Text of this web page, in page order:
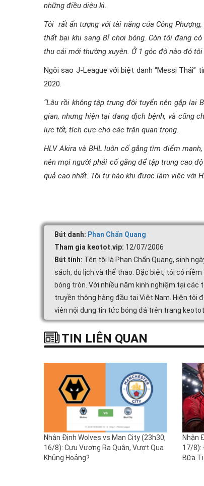
những điều diệu kì.
Tôi rất ấn tượng với tài năng của Công
thất bại khi sang Bỉ chơi bóng. Còn tôi đang
thu cái mới thường xuyên. Ở 1 góc độ nào đó
Ngôi sao J-League với biệt danh “Messi
2020.
“Lâu rồi không tập trung đội tuyển nên gặp lại
gian, nhưng hiện tại đang dịch bệnh, và cũng
lực tốt, tích cực cho các trận quan trọng.
HLV Akira và BHL luôn cố gắng tìm điểm
nên mọi người phải cố gắng để tập trung cao
quả cao nhất. Tôi tự hào khi được làm việc với
Bút danh: Phan Chấn Quang
Tham gia keotot.vip: 12/07/2006
Bút tính: Tên tôi là Phan Chấn Quang, sinh
sách, du lịch và thể thao. Đặc biệt, tôi có
bóng tròn. Với nhiều năm kinh nghiệm tại các
truyền thông hàng đầu tại Việt Nam. Hiện tôi
viên nội dung tin tức bóng đá trên trang
TIN LIÊN QUAN
Nhận Định Wolves vs Man City (23h30,
16/8): Cựu Vương Ra Quân, Vượt Qua
Khủng Hoảng?
Nhận
17/8):
Bữa